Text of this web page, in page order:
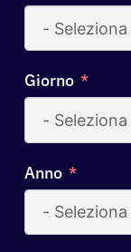
Giorno
Anno